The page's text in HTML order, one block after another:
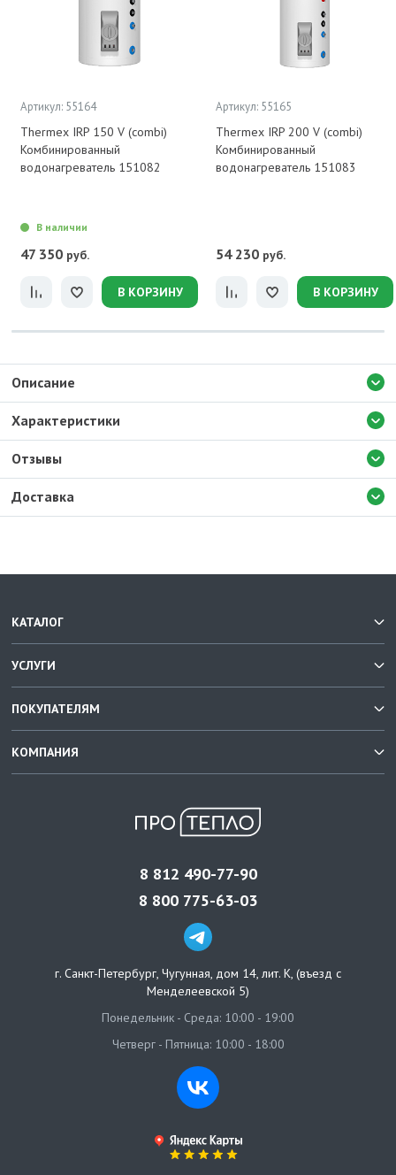
Артикул: 55164
Thermex IRP 150 V (combi)
Комбинированный
водонагреватель 151082
В наличии
47 350 руб.
В КОРЗИНУ
Артикул: 55165
Thermex IRP 200 V (combi)
Комбинированный
водонагреватель 151083
54 230 руб.
В КОРЗИНУ
Доставка
Описание
Характеристики
Отзывы
КАТАЛОГ
УСЛУГИ
ПОКУПАТЕЛЯМ
КОМПАНИЯ
8 812 490-77-90
8 800 775-63-03
г. Санкт-Петербург, Чугунная, дом 14, лит. К, (въезд с
Менделеевской 5)
Понедельник - Среда: 10:00 - 19:00
Четверг - Пятница: 10:00 - 18:00